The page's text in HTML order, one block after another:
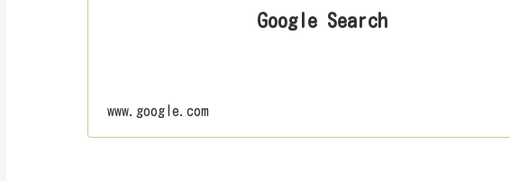
𓇠パン×お茶𓇠
Google Search
www.google.com